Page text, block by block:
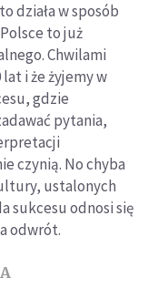
działa w sposób
to już
Chwilami
lat i że żyjemy w
gdzie
pytania,
czynią. No chyba
ustalonych
sukcesu odnosi się
odwrót.